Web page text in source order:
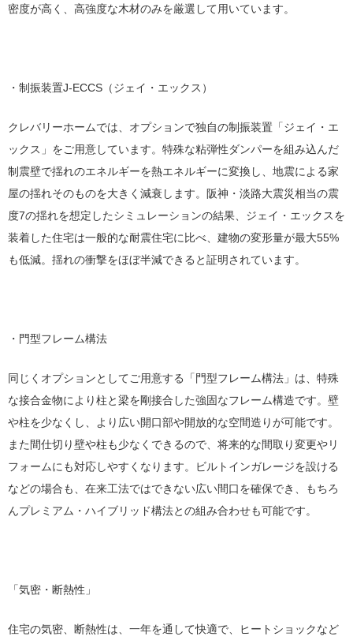
密度が高く、高強度な木材のみを厳選して用いています。
・制振装置J-ECCS（ジェイ・エックス）
クレバリーホームでは、オプションで独自の制振装置「ジェイ・エ
ックス」をご用意しています。特殊な粘弾性ダンパーを組み込んだ
制震壁で揺れのエネルギーを熱エネルギーに変換し、地震による家
屋の揺れそのものを大きく減衰します。阪神・淡路大震災相当の震
度7の揺れを想定したシミュレーションの結果、ジェイ・エックスを
装着した住宅は一般的な耐震住宅に比べ、建物の変形量が最大55%
も低減。揺れの衝撃をほぼ半減できると証明されています。
・門型フレーム構法
同じくオプションとしてご用意する「門型フレーム構法」は、特殊
な接合金物により柱と梁を剛接合した強固なフレーム構造です。壁
や柱を少なくし、より広い開口部や開放的な空間造りが可能です。
また間仕切り壁や柱も少なくできるので、将来的な間取り変更やリ
フォームにも対応しやすくなります。ビルトインガレージを設ける
などの場合も、在来工法ではできない広い間口を確保でき、もちろ
んプレミアム・ハイブリッド構法との組み合わせも可能です。
「気密・断熱性」
住宅の気密、断熱性は、一年を通して快適で、ヒートショックなど